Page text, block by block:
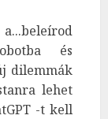
és
dilemmák
lehet
-t kell